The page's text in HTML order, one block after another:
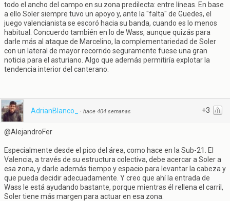
todo el ancho del campo en su zona predilecta: entre líneas. En base
a ello Soler siempre tuvo un apoyo y, ante la "falta" de Guedes, el
juego valencianista se escoró hacia su banda, cuando es lo menos
habitual. Concuerdo también en lo de Wass, aunque quizás para
darle más al ataque de Marcelino, la complementariedad de Soler
con un lateral de mayor recorrido seguramente fuese una gran
noticia para el asturiano. Algo que además permitiría explotar la
tendencia interior del canterano.
+3
AdrianBlanco_ · hace 404 semanas
@AlejandroFer
Especialmente desde el pico del área, como hace en la Sub-21. El
Valencia, a través de su estructura colectiva, debe acercar a Soler a
esa zona, y darle además tiempo y espacio para levantar la cabeza y
que pueda decidir adecuadamente. Y creo que ahí la entrada de
Wass le está ayudando bastante, porque mientras él rellena el carril,
Soler tiene más margen para actuar en esa zona.